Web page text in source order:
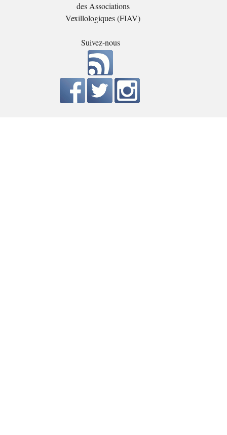
des Associations
Vexillologiques (FIAV)
Suivez-nous